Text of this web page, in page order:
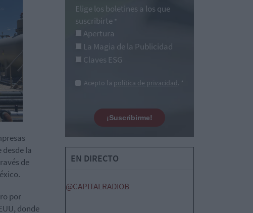
la
de
por
donde
Elige los boletines a los que
suscribirte *
Apertura
La Magia de la Publicidad
Claves ESG
Acepto la política de privacidad. *
¡Suscribirme!
EN DIRECTO
@CAPITALRADIOB